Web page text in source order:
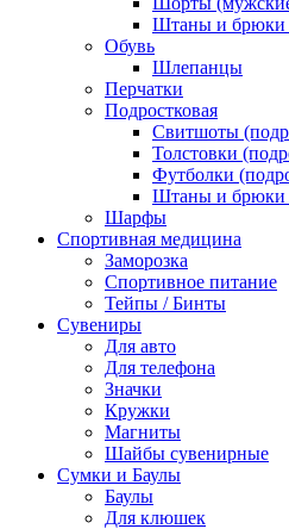
Штаны и брюки
Обувь
Шлепанцы
Перчатки
Подростковая
Свитшоты
Толстовки
Футболки
Штаны и брюки
Шарфы
Спортивная медицина
Заморозка
Спортивное питание
Тейпы / Бинты
Сувениры
Для авто
Для телефона
Значки
Кружки
Магниты
Шайбы сувенирные
Сумки и Баулы
Баулы
Для клюшек